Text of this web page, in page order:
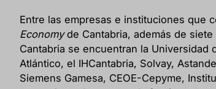
Entre las empresas e instituciones que
Economyde Cantabria, además de
Cantabria se encuentran la Universidad
Atlántico, el IHCantabria, Solvay,
Siemens Gamesa, CEOE-Cepyme,